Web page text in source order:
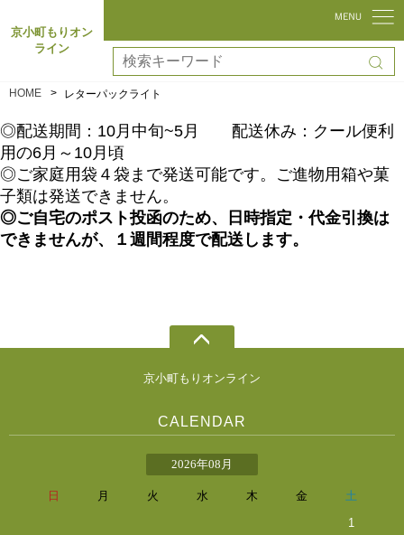
京小町もりオン
ライン
HOME レターパックライト
◎配送期間：10月中旬~5月 配送休み： クール便利
用の6月～10月頃
◎ご家庭用袋４袋まで発送可能です。 ご進物用箱や菓
子類は発送できません。
◎ご自宅のポスト投函のため、
日時指定・代金引換は
できませんが、１週間程度で配送します。
京小町もりオンライン
CALENDAR
2026年08月
日 月 火 水 木 金
土
1